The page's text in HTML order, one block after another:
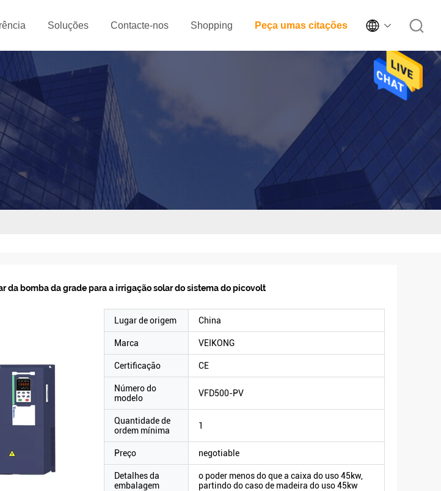
Soluções Contacte-nos Shopping Peça umas citações 
da bomba da grade para a irrigação solar do sistema do picovolt
Lugar de origem China
Marca VEIKONG
Certificação CE
Número do
modelo
VFD500-PV
Quantidade de
ordem mínima
1
Preço negotiable
Detalhes da
embalagem
o poder menos do que a caixa do uso 45kw,
partindo do caso de madeira do uso 45kw